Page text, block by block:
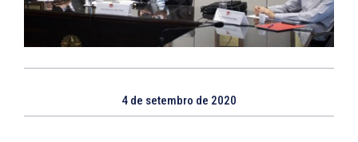
4 de setembro de 2020